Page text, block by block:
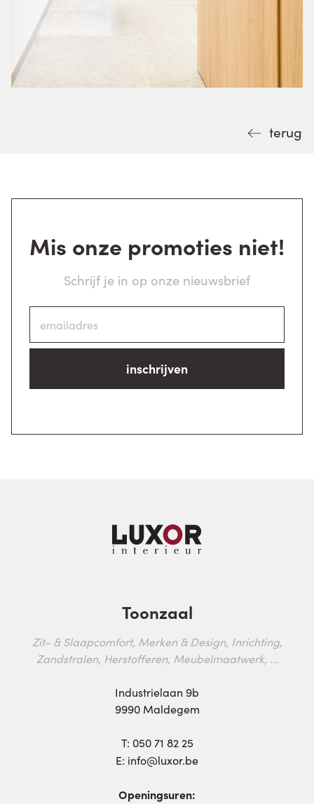
terug
Mis onze promoties niet!
Schrijf je in op onze nieuwsbrief
inschrijven
Toonzaal
Zit- & Slaapcomfort, Merken & Design, Inrichting,
Zandstralen, Herstofferen, Meubelmaatwerk, ...
Industrielaan 9b
9990 Maldegem
T: 050 71 82 25
E: info@luxor.be
Openingsuren: